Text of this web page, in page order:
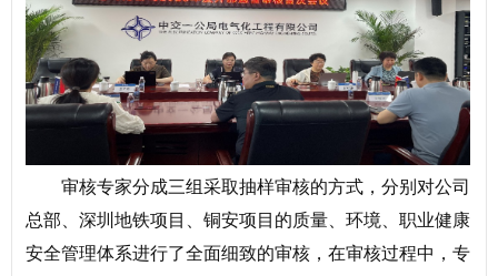
审核专家分成三组采取抽样审核的方式，分别对公司
总部、深圳地铁项目、铜安项目的质量、环境、职业健康
安全管理体系进行了全面细致的审核，在审核过程中，专